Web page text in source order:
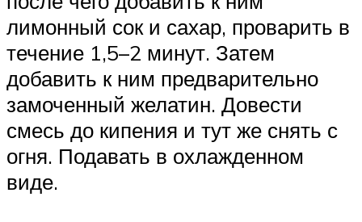
лимонный сок и сахар, проварить в
течение 1,5–2 минут. Затем
добавить к ним предварительно
замоченный желатин. Довести
смесь до кипения и тут же снять с
огня. Подавать в охлажденном
виде.